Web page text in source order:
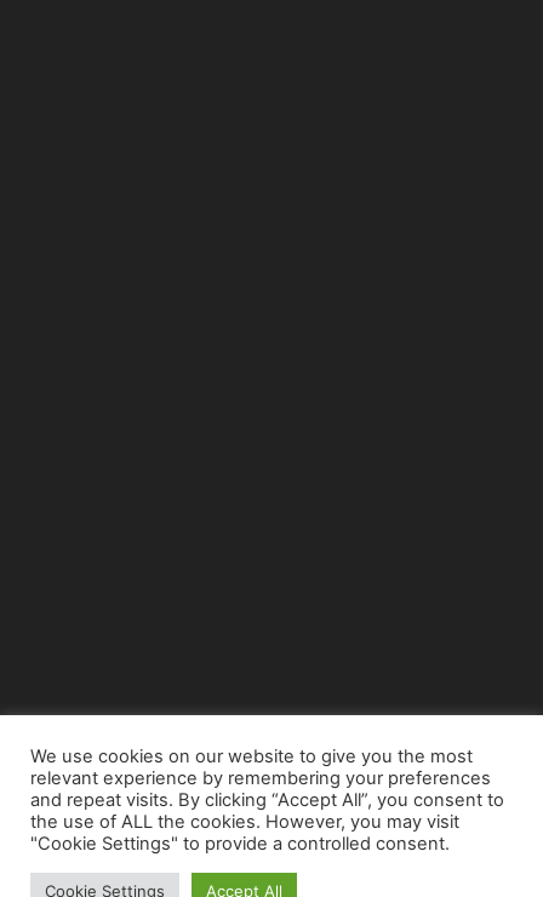
© Copyright 2015 - www.airnews.gr
We use cookies on our website to give you the most
relevant experience by remembering your preferences
and repeat visits. By clicking “Accept All”, you consent to
the use of ALL the cookies. However, you may visit
"Cookie Settings" to provide a controlled consent.
Cookie Settings Accept All